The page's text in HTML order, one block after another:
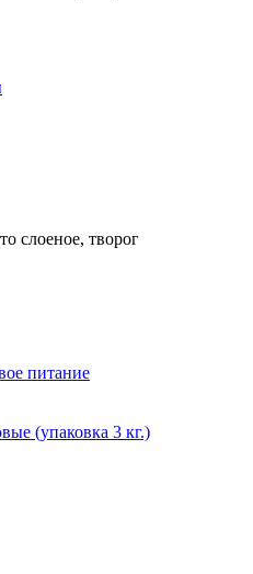
слоеное, творог
питание
(упаковка 3 кг.)